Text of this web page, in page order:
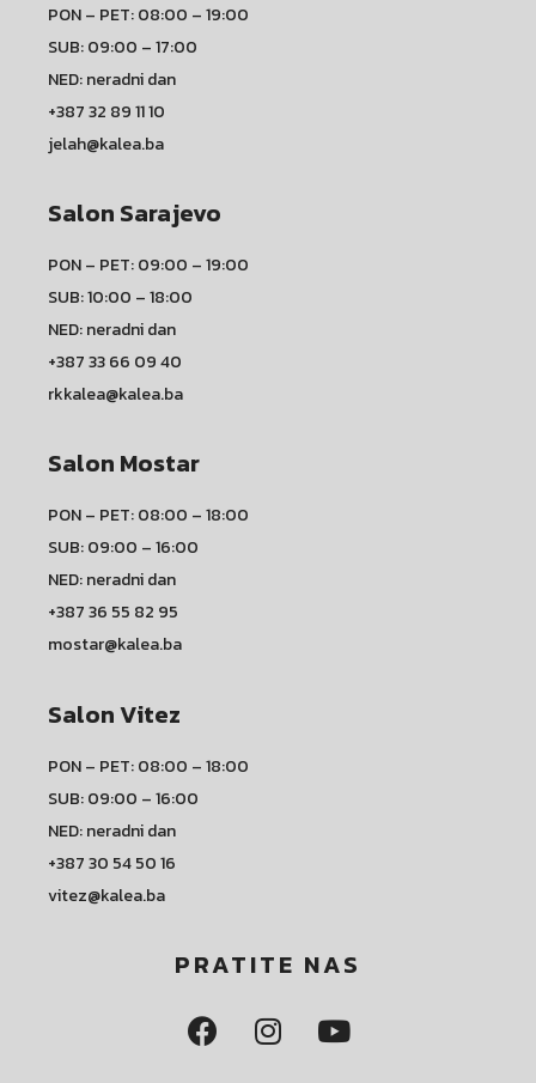
PON – PET: 08:00 – 19:00
SUB: 09:00 – 17:00
NED: neradni dan
+387 32 89 11 10
jelah@kalea.ba
Salon Sarajevo
PON – PET: 09:00 – 19:00
SUB: 10:00 – 18:00
NED: neradni dan
+387 33 66 09 40
rkkalea@kalea.ba
Salon Mostar
PON – PET: 08:00 – 18:00
SUB: 09:00 – 16:00
NED: neradni dan
+387 36 55 82 95
mostar@kalea.ba
Salon Vitez
PON – PET: 08:00 – 18:00
SUB: 09:00 – 16:00
NED: neradni dan
+387 30 54 50 16
vitez@kalea.ba
PRATITE NAS